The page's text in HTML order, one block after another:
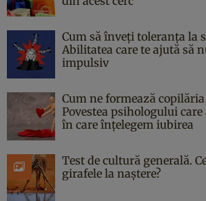
Cum să înveți toleranța la
Abilitatea care te ajută să
impulsiv
Cum ne formează
Povestea psihologului
în care înțelegem iubirea
Test de cultură generală.
girafele la naștere?